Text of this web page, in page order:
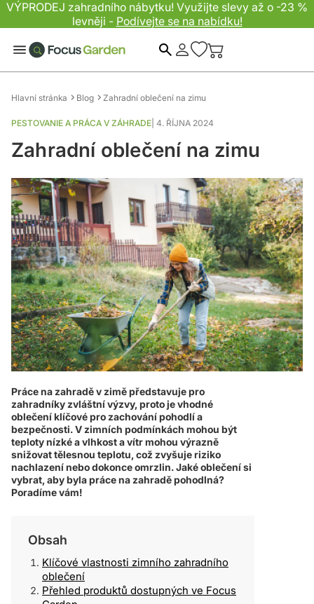
VÝPRODEJ zahradního nábytku! Využijte slevy až o -23 %
levněji - Podívejte se na nabídku!
Hlavní stránka Blog Zahradní oblečení na zimu
PESTOVANIE A PRÁCA V ZÁHRADE 4. ŘÍJNA 2024
Zahradní oblečení na zimu
Práce na zahradě v zimě představuje pro
zahradníky zvláštní výzvy, proto je vhodné
oblečení klíčové pro zachování pohodlí a
bezpečnosti. V zimních podmínkách mohou být
teploty nízké a vlhkost a vítr mohou výrazně
snižovat tělesnou teplotu, což zvyšuje riziko
nachlazení nebo dokonce omrzlin. Jaké oblečení si
vybrat, aby byla práce na zahradě pohodlná?
Poradíme vám!
Obsah
Klíčové vlastnosti zimního zahradního
oblečení
Přehled produktů dostupných ve Focus